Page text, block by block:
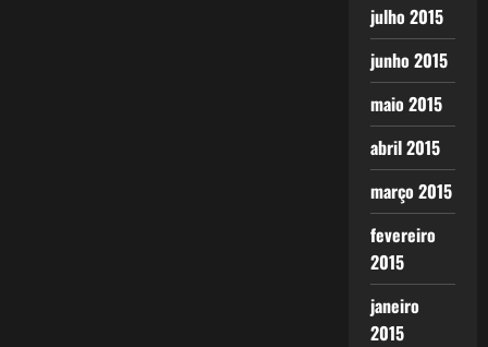
julho 2015
junho 2015
maio 2015
abril 2015
março 2015
fevereiro
2015
janeiro
2015